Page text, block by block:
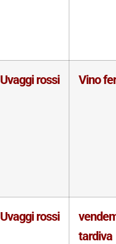
Uvaggi rossi Vino
Uvaggi rossi
tardiva